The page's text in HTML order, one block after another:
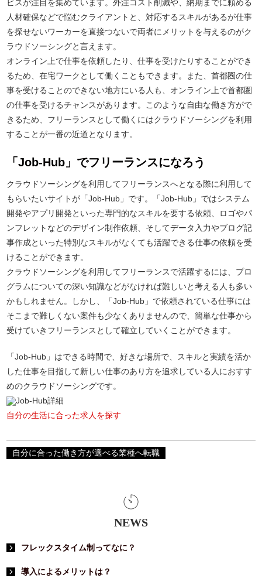
ビスが注目を集めています。外注コスト削減や、納期までに頼める
人材確保などで悩むクライアントと、対応するスキルがあるが仕事
を探せないワーカーを直接つないで両者にメリットを与えるのがク
ラウドソーシングと言えます。
オンライン上で仕事を依頼したり、仕事を受けたりすることができ
るため、在宅ワークとして働くこともできます。また、首都圏の仕
事を受けることのできない地方にいる人も、オンライン上で首都圏
の仕事を受けるチャンスがあります。このような自由な働き方がで
きるため、フリーランスとして働くにはクラウドソーシングを利用
することが一番の近道となります。
「Job-Hub」でフリーランスになろう
クラウドソーシングを利用してフリーランスへとなる際に利用して
もらいたいサイトが「Job-Hub」です。「Job-Hub」ではシステム
開発やアプリ開発といった専門的なスキルを要する依頼、ロゴやパ
ンフレットなどのデザイン制作依頼、そしてデータ入力やブログ記
事作成といった特別なスキルがなくても活躍できる仕事の依頼を受
けることができます。
クラウドソーシングを利用してフリーランスで活躍するには、プロ
グラムについての深い知識などがなければ難しいと考える人も多い
かもしれません。しかし、「Job-Hub」で依頼されている仕事には
そこまで難しくない案件も少なくありませんので、簡単な仕事から
受けていきフリーランスとして確立していくことができます。
「Job-Hub」はできる時間で、好きな場所で、スキルと実績を活か
した仕事を目指して新しい仕事のあり方を追求している人におすす
めのクラウドソーシングです。
自分の生活に合った求人を探す
自分に合った働き方が選べる業種へ転職
NEWS
フレックスタイム制ってなに？
導入によるメリットは？